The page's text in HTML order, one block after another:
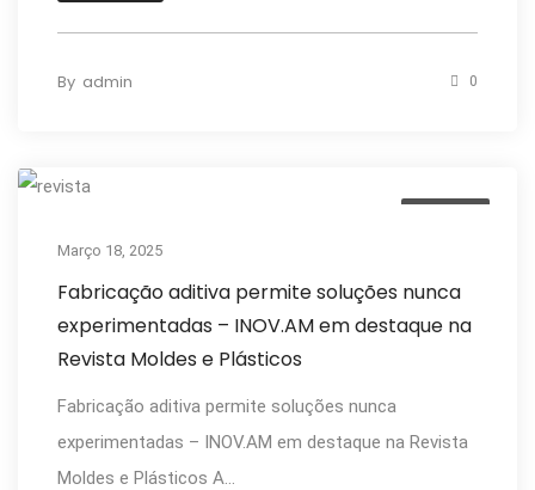
By admin 0
Março 18, 2025
Fabricação aditiva permite soluções nunca
experimentadas – INOV.AM em destaque na
Revista Moldes e Plásticos
Fabricação aditiva permite soluções nunca
experimentadas – INOV.AM em destaque na Revista
Moldes e Plásticos A...